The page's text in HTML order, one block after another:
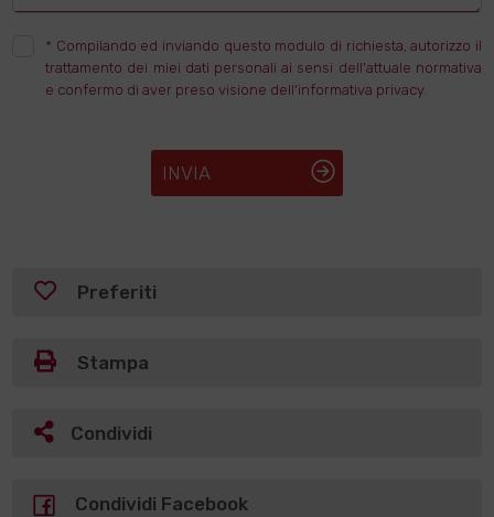
* Compilando ed inviando questo modulo di richiesta, autorizzo il
trattamento dei miei dati personali ai sensi dell'attuale normativa
e confermo di aver preso visione dell'informativa privacy.
INVIA
Preferiti
Stampa
Condividi
Condividi Facebook